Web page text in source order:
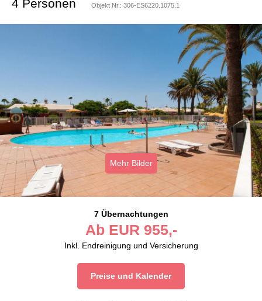
4 Personen
Objekt Nr.: 306-ES6220.1075.1
Mehr Bilder
7 Übernachtungen
Ab EUR 955,-
Inkl. Endreinigung und Versicherung
Preise und Kalender